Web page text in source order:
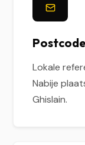
Lokale
Nabije
Ghislain.